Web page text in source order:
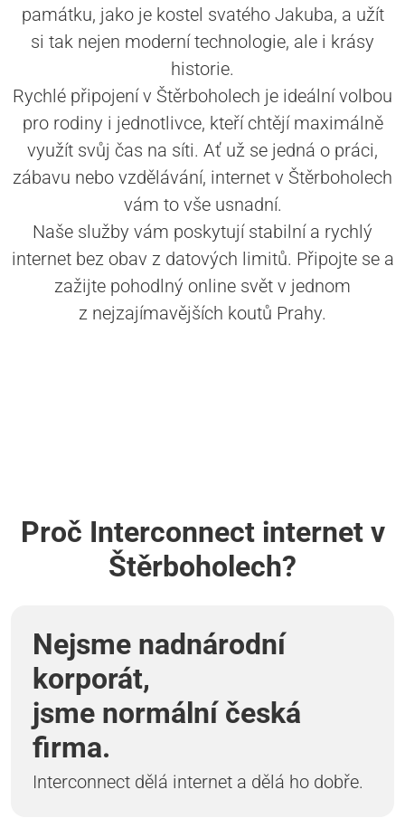
památku, jako je kostel svatého Jakuba, a užít
si tak nejen moderní technologie, ale i krásy
historie.
Rychlé připojení v Štěrboholech je ideální volbou
pro rodiny i jednotlivce, kteří chtějí maximálně
využít svůj čas na síti. Ať už se jedná o práci,
zábavu nebo vzdělávání, internet v Štěrboholech
vám to vše usnadní.
Naše služby vám poskytují stabilní a rychlý
internet bez obav z datových limitů. Připojte se a
zažijte pohodlný online svět v jednom
z nejzajímavějších koutů Prahy.
Proč Interconnect internet v
Štěrboholech?
Nejsme nadnárodní
korporát,
jsme normální česká
firma.
Interconnect dělá internet a dělá ho dobře.